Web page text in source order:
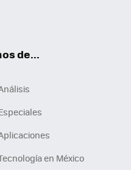
de...
en México